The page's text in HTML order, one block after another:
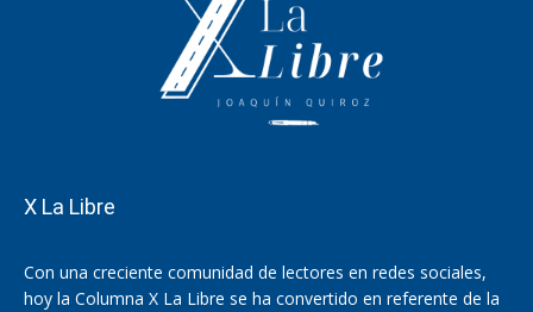
X La Libre
Con una creciente comunidad de lectores en redes sociales,
hoy la Columna X La Libre se ha convertido en referente de la